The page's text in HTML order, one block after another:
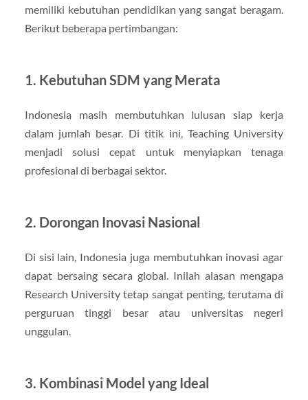
memiliki kebutuhan pendidikan yang sangat beragam.
Berikut beberapa pertimbangan:
1. Kebutuhan SDM yang Merata
Indonesia masih membutuhkan lulusan siap kerja
dalam jumlah besar. Di titik ini, Teaching University
menjadi solusi cepat untuk menyiapkan tenaga
profesional di berbagai sektor.
2. Dorongan Inovasi Nasional
Di sisi lain, Indonesia juga membutuhkan inovasi agar
dapat bersaing secara global. Inilah alasan mengapa
Research University tetap sangat penting, terutama di
perguruan tinggi besar atau universitas negeri
unggulan.
3. Kombinasi Model yang Ideal